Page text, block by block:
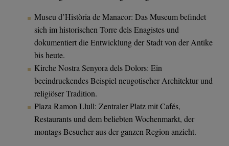
Museu d’Història de Manacor: Das Museum befindet
sich im historischen Torre dels Enagistes und
dokumentiert die Entwicklung der Stadt von der Antike
bis heute.
Kirche Nostra Senyora dels Dolors: Ein
beeindruckendes Beispiel neugotischer Architektur und
religiöser Tradition.
Plaza Ramon Llull: Zentraler Platz mit Cafés,
Restaurants und dem beliebten Wochenmarkt, der
montags Besucher aus der ganzen Region anzieht.